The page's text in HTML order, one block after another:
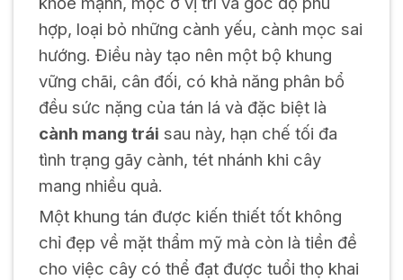
hợp, loại bỏ những cành yếu, cành mọc sai
hướng. Điều này tạo nên một bộ khung
vững chãi, cân đối, có khả năng phân bổ
đều sức nặng của tán lá và đặc biệt là
cành mang trái sau này, hạn chế tối đa
tình trạng gãy cành, tét nhánh khi cây
mang nhiều quả.
Một khung tán được kiến thiết tốt không
chỉ đẹp về mặt thẩm mỹ mà còn là tiền đề
cho việc cây có thể đạt được tuổi thọ khai